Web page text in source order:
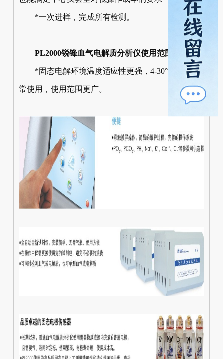
*一次进样，完成所有检测。
PL2000锐锋血气电解质分析仪使用范围更广
*固态电解环境温度适应性更强，4-30°C均能正
常使用，使用范围更广。